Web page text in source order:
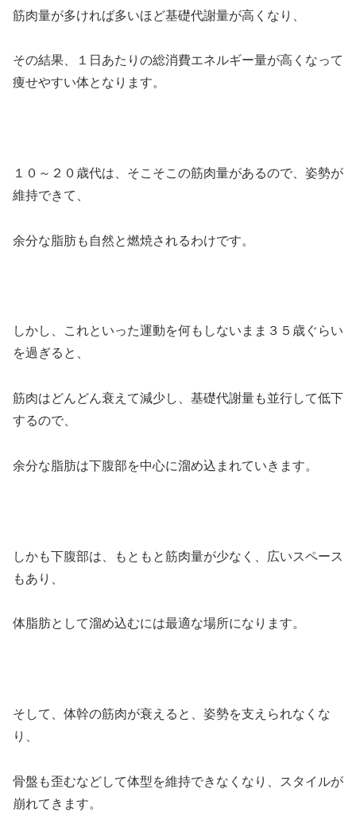
筋肉量が多ければ多いほど基礎代謝量が高くなり、
その結果、１日あたりの総消費エネルギー量が高くなって
痩せやすい体となります。
１０～２０歳代は、そこそこの筋肉量があるので、姿勢が
維持できて、
余分な脂肪も自然と燃焼されるわけです。
しかし、これといった運動を何もしないまま３５歳ぐらい
を過ぎると、
筋肉はどんどん衰えて減少し、基礎代謝量も並行して低下
するので、
余分な脂肪は下腹部を中心に溜め込まれていきます。
しかも下腹部は、もともと筋肉量が少なく、広いスペース
もあり、
体脂肪として溜め込むには最適な場所になります。
そして、体幹の筋肉が衰えると、姿勢を支えられなくな
り、
骨盤も歪むなどして体型を維持できなくなり、スタイルが
崩れてきます。